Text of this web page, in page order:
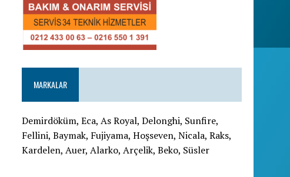
MARKALAR
Demirdöküm, Eca, As Royal, Delonghi, Sunfire,
Fellini, Baymak, Fujiyama, Hoşseven, Nicala, Raks,
Kardelen, Auer, Alarko, Arçelik, Beko, Süsler